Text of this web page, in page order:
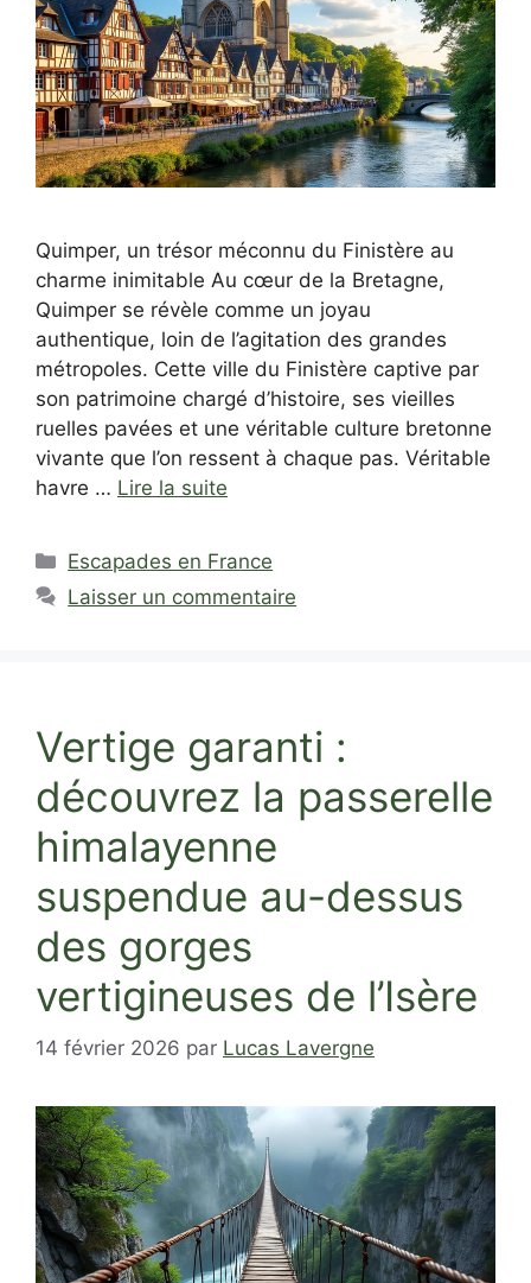
Quimper, un trésor méconnu du Finistère au
charme inimitable Au cœur de la Bretagne,
Quimper se révèle comme un joyau
authentique, loin de l’agitation des grandes
métropoles. Cette ville du Finistère captive par
son patrimoine chargé d’histoire, ses vieilles
ruelles pavées et une véritable culture bretonne
vivante que l’on ressent à chaque pas. Véritable
havre … Lire la suite
Catégories
Escapades en France
Laisser un commentaire
Vertige garanti :
découvrez la passerelle
himalayenne
suspendue au-dessus
des gorges
vertigineuses de l’Isère
14 février 2026 par Lucas Lavergne